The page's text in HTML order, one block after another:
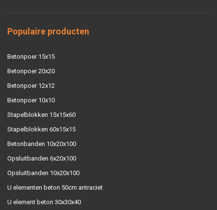
Populaire producten
Betonpoer 15x15
Betonpoer 20x20
Betonpoer 12x12
Betonpoer 10x10
Stapelblokken 15x15x60
Stapelblokken 60x15x15
Betonbanden 10x20x100
Opsluitbanden 6x20x100
Opsluitbanden 10x20x100
U elementen beton 50cm antraciet
U element beton 30x30x40